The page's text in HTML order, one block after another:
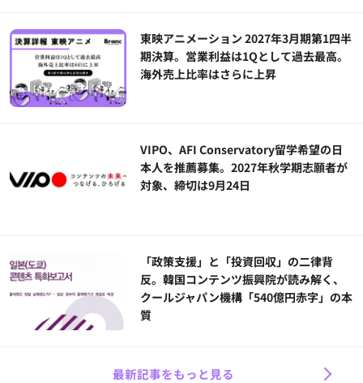
東映アニメーション 2027年3月期第1四半
期決算。営業利益は1Qとして過去最高。
海外売上比率はさらに上昇
VIPO、AFI Conservatory留学希望の日
本人を推薦募集。2027年秋学期志願者が
対象、締切は9月24日
「政策支援」と「投資回収」の二律背
反。韓国コンテンツ振興院が読み解く、
クールジャパン機構「540億円赤字」の本
質
最新記事をもっと見る